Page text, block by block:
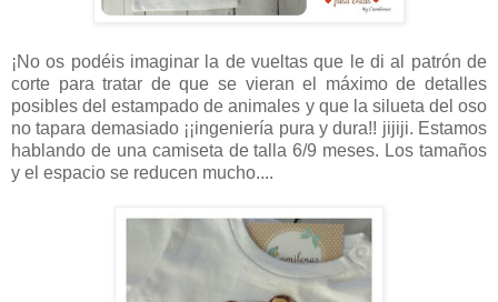
¡No os podéis imaginar la de vueltas que le di al patrón de
corte para tratar de que se vieran el máximo de detalles
posibles del estampado de animales y que la silueta del oso
no tapara demasiado ¡¡ingeniería pura y dura!! jijiji. Estamos
hablando de una camiseta de talla 6/9 meses. Los tamaños
y el espacio se reducen mucho....